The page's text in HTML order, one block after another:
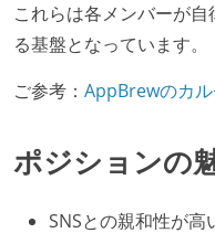
これらは各メンバーが
る基盤となっています。
ご参考： AppBrewのカ
ポジションの
SNSとの親和性が